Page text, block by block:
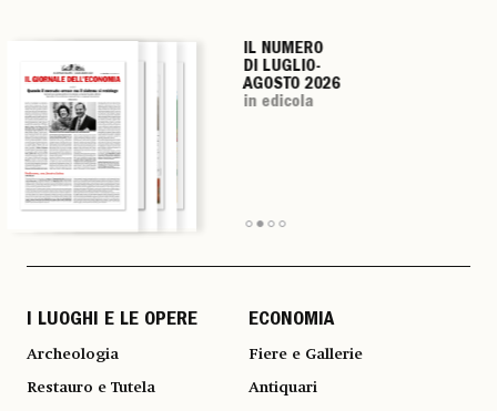
IL NUMERO
DI LUGLIO-
AGOSTO 2026
in edicola
IL NUMERO
DI LUGLIO-
AGOSTO 2026
in edicola
IL NUMERO
DI LUGLIO-
AGOSTO 2026
in edicola
IL NUMERO
DI LUGLIO-
AGOSTO 2026
in edicola
I LUOGHI E LE OPERE
Archeologia
Restauro e Tutela
ECONOMIA
Fiere e Gallerie
Antiquari